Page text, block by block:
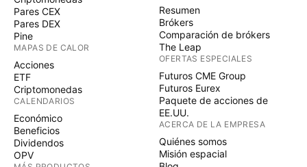
Pares CEX
Pares DEX
Pine
MAPAS DE CALOR
Acciones
ETF
Criptomonedas
CALENDARIOS
Económico
Beneficios
Dividendos
OPV
Resumen
Brókers
Comparación de brókers
The Leap
OFERTAS ESPECIALES
Futuros CME Group
Futuros Eurex
Paquete de acciones de
EE.UU.
ACERCA DE LA EMPRESA
Quiénes somos
Misión espacial